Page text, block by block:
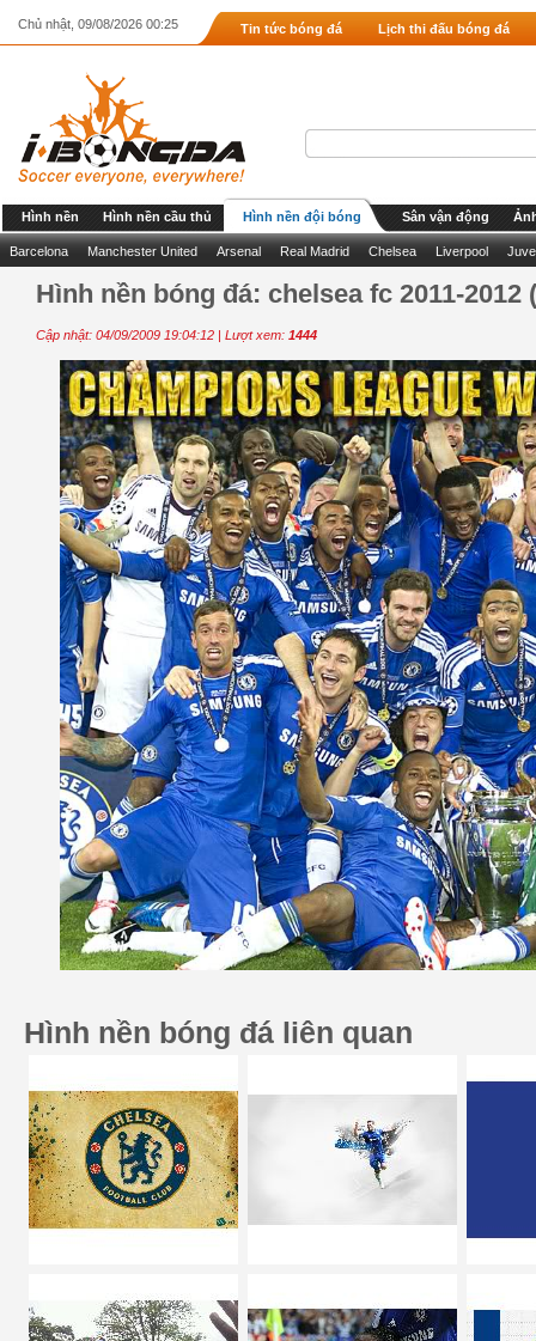
Chủ nhật, 09/08/2026 00:25 Tin tức bóng đá Lịch thi đấu bóng đá
Hình nền Hình nền cầu thủ Hình nền đội bóng Sân vận động
Barcelona Manchester United Arsenal Real Madrid Chelsea Liverpool
Hình nền bóng đá: chelsea fc 2011-2012
Cập nhật: 04/09/2009 19:04:12 | Lượt xem: 1444
Hình nền bóng đá liên quan